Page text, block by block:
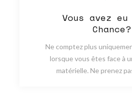
Vous avez
Chance?
Ne comptez plus
lorsque vous êtes face à
matérielle. Ne prenez